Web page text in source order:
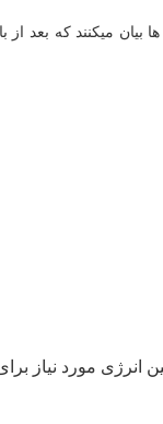
میکنند که بعد از
انرژی مورد نیاز